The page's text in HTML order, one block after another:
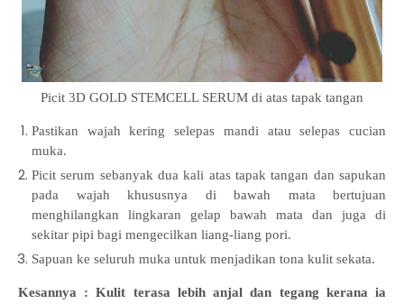
Picit 3D GOLD STEMCELL SERUM di atas tapak tangan
Pastikan wajah kering selepas mandi atau selepas cucian
muka.
Picit serum sebanyak dua kali atas tapak tangan dan sapukan
pada wajah khususnya di bawah mata bertujuan
menghilangkan lingkaran gelap bawah mata dan juga di
sekitar pipi bagi mengecilkan liang-liang pori.
Sapuan ke seluruh muka untuk menjadikan tona kulit sekata.
Kesannya : Kulit terasa lebih anjal dan tegang kerana ia